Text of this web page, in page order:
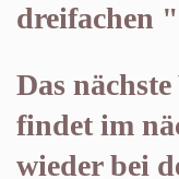
dreifachen
Das
findet im
wieder bei